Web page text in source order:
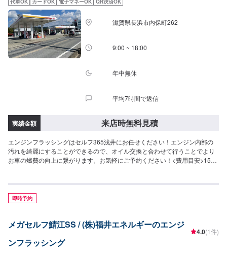
代車OK カードOK 電子マネーOK QR決済OK
滋賀県長浜市内保町262
9:00 ~ 18:00
年中無休
平均7時間で返信
実績金額 来店時無料見積
エンジンフラッシングはセルフ365浅井にお任せください！エンジン内部の
汚れを綺麗にすることができるので、オイル交換と合わせて行うことでより
お車の燃費の向上に繋がります。お気軽にご予約ください！<費用目安>1540
即時予約
メガセルフ鯖江SS / (株)福井エネルギーのエンジ
ンフラッシング
4.0(1件)